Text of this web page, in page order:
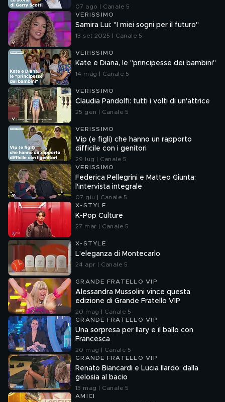
07 ago | Canale 5
VERISSIMO
Samira Lui: "I miei sogni per il futuro"
13 set 2025 | Canale 5
VERISSIMO
Kate e Diana, le "principesse dei bambini"
14 mag | Canale 5
VERISSIMO
Claudia Pandolfi: tutti i volti di un'attrice
25 gen | Canale 5
VERISSIMO
Vip (e figli) che hanno un rapporto
difficile con i genitori
29 lug | Canale 5
VERISSIMO
Federica Pellegrini e Matteo Giunta:
l'intervista integrale
07 giu | Canale 5
X-STYLE
K-Pop Culture
27 mar | Canale 5
X-STYLE
L'eleganza di Montecarlo
24 apr | Canale 5
GRANDE FRATELLO VIP
Alessandra Mussolini vince questa
edizione di Grande Fratello VIP
20 mag | Canale 5
GRANDE FRATELLO VIP
Una sorpresa per Ilary e il ballo con
Francesca
20 mag | Canale 5
GRANDE FRATELLO VIP
Renato Biancardi e Lucia Ilardo: dalla
gelosia al bacio
13 mag | Canale 5
AMICI